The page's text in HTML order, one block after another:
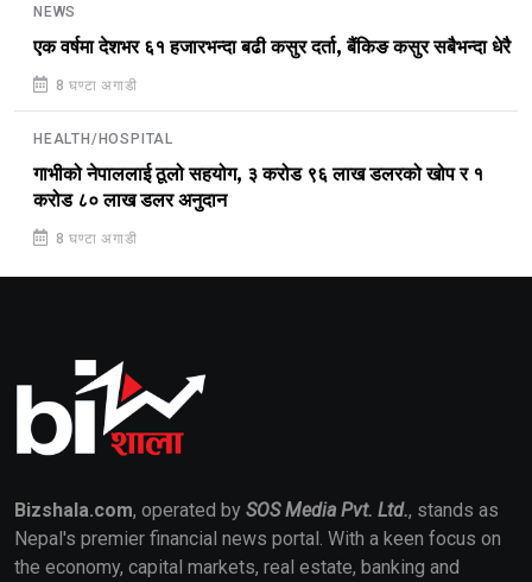
NEWS
एक वर्षमा देशभर ६१ हजारभन्दा बढी कसुर दर्ता, बैंकिङ कसुर सबैभन्दा धेरै
8 घण्टा अगाडी
HEALTH/HOSPITAL
गाभीको नेपाललाई ठूलो सहयोग, ३ करोड ९६ लाख डलरको खोप र १
करोड ८० लाख डलर अनुदान
8 घण्टा अगाडी
Bizshala.com, operated by SOS Media Pvt. Ltd., stands as
Nepal's premier financial news portal. With a keen focus on
the economy, capital markets, real estate, banking and